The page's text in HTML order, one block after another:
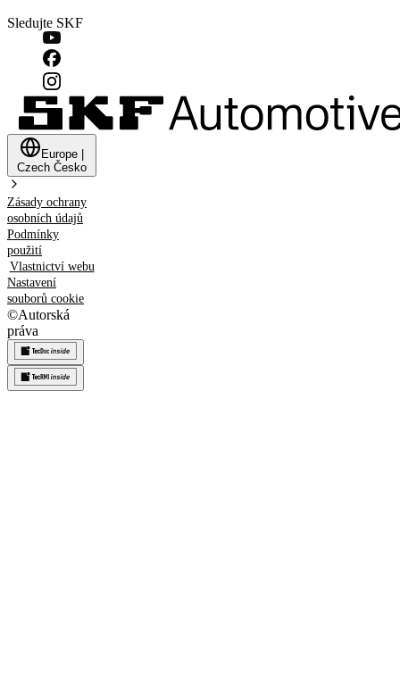
Sledujte SKF
Europe
Czech Česko
Zásady ochrany
osobních údajů
Podmínky
použití
Vlastnictví webu
Nastavení
souborů cookie
©Autorská
práva